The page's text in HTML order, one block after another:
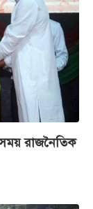
সময় রাজনৈতিক